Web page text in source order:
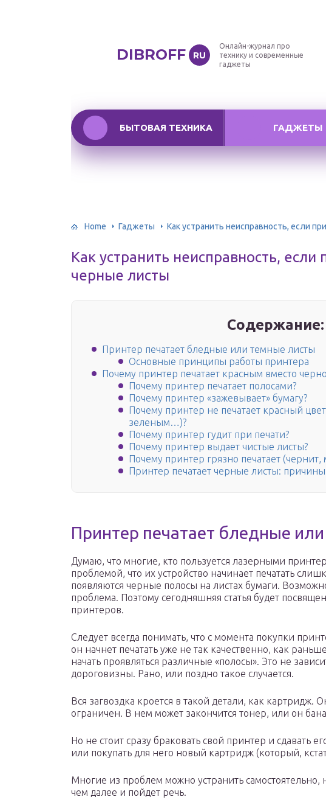
DIBROFF RU
Онлайн-журнал про
технику и современные
гаджеты
БЫТОВАЯ ТЕХНИКА ГАДЖЕТЫ
Home Гаджеты Как устранить неисправность, если
Как устранить неисправность, если
черные листы
Содержание:
Принтер печатает бледные или темные листы
Основные принципы работы принтера
Почему принтер печатает красным вместо
Почему принтер печатает полосами?
Почему принтер «зажевывает» бумагу?
Почему принтер не печатает красный
зеленым…)?
Почему принтер гудит при печати?
Почему принтер выдает чистые листы?
Почему принтер грязно печатает
Принтер печатает черные листы:
Принтер печатает бледные
Думаю, что многие, кто пользуется лазерными
проблемой, что их устройство начинает печатать
появляются черные полосы на листах бумаги.
проблема. Поэтому сегодняшняя статья будет
принтеров.
Следует всегда понимать, что с момента покупки
он начнет печатать уже не так качественно, как
начать проявляться различные «полосы». Это не
дороговизны. Рано, или поздно такое случается.
Вся загвоздка кроется в такой детали, как картридж.
ограничен. В нем может закончится тонер, или он
Но не стоит сразу браковать свой принтер и сдавать
или покупать для него новый картридж (который,
Многие из проблем можно устранить самостоятельно,
чем далее и пойдет речь.